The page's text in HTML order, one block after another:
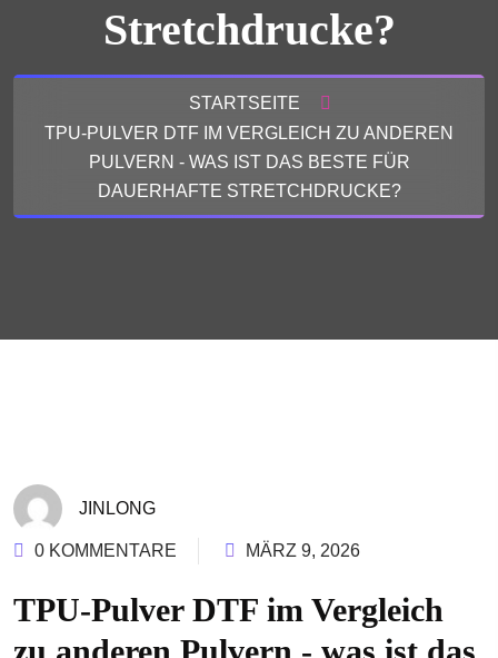
Stretchdrucke?
STARTSEITE
TPU-PULVER DTF IM VERGLEICH ZU ANDEREN
PULVERN - WAS IST DAS BESTE FÜR
DAUERHAFTE STRETCHDRUCKE?
JINLONG
0 KOMMENTARE MÄRZ 9, 2026
TPU-Pulver DTF im Vergleich